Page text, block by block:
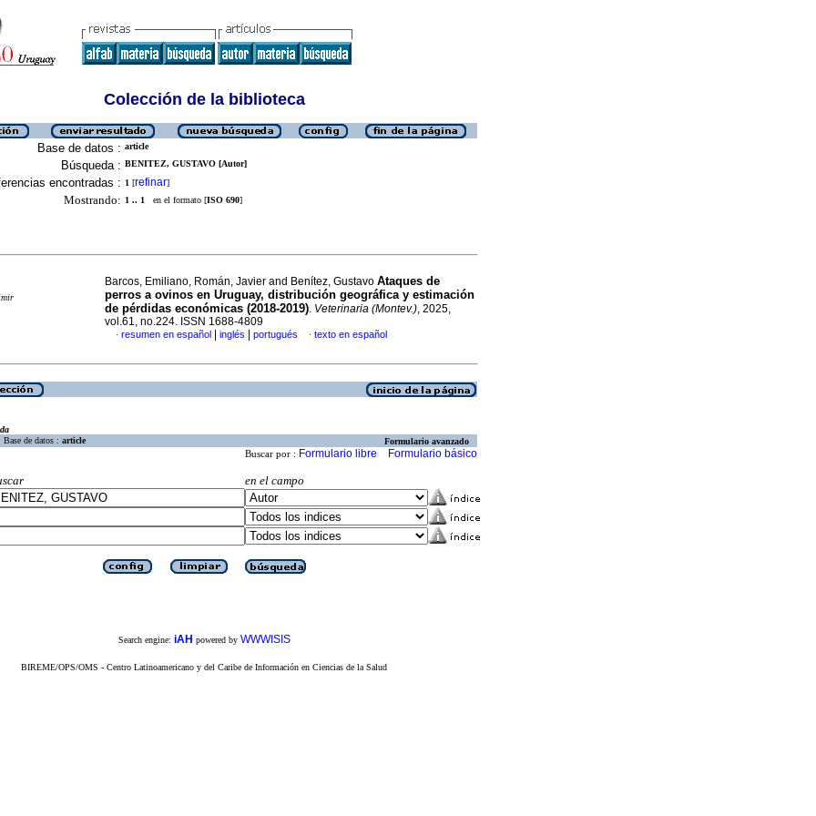
Colección de la biblioteca
Base de datos : article
Búsqueda : BENITEZ, GUSTAVO [Autor]
encontradas : 1 [refinar]
Mostrando: 1 .. 1 en el formato [ISO 690]
Barcos, Emiliano, Román, Javier and Benítez, Gustavo Ataques de
perros a ovinos en Uruguay, distribución geográfica y estimación
de pérdidas económicas (2018-2019). Veterinaria (Montev.), 2025,
vol.61, no.224. ISSN 1688-4809
· resumen en español inglés portugués · texto en español
Base de datos : article Formulario avanzado
Buscar por : Formulario libre Formulario básico
en el campo
Search engine: iAH powered by WWWISIS
BIREME/OPS/OMS - Centro Latinoamericano y del Caribe de Información en Ciencias de la Salud